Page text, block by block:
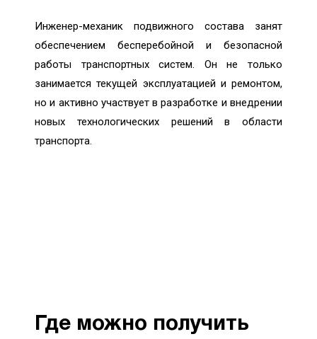
Инженер-механик подвижного состава занят
обеспечением бесперебойной и безопасной
работы транспортных систем. Он не только
занимается текущей эксплуатацией и ремонтом,
но и активно участвует в разработке и внедрении
новых технологических решений в области
транспорта.
Где можно получить